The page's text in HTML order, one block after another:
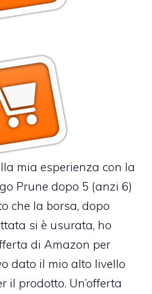
mia esperienza con la
Prune dopo 5 (anzi 6)
che la borsa, dopo
si è usurata, ho
di Amazon per
dato il mio alto livello
il prodotto. Un’offerta